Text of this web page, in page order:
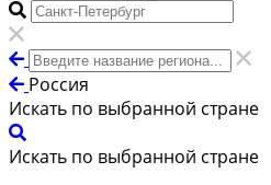
Россия
Искать по выбранной стране
Искать по выбранной стране